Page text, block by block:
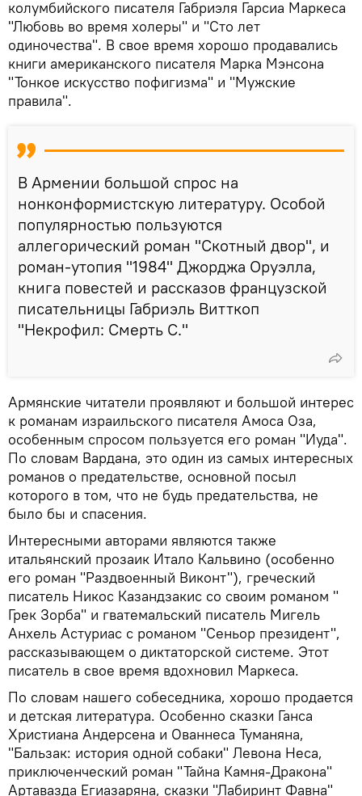
колумбийского писателя Габриэля Гарсиа Маркеса
"Любовь во время холеры" и "Сто лет
одиночества". В свое время хорошо продавались
книги американского писателя Марка Мэнсона
"Тонкое искусство пофигизма" и "Мужские
правила".
В Армении большой спрос на
нонконформистскую литературу. Особой
популярностью пользуются
аллегорический роман "Скотный двор", и
роман-утопия "1984" Джорджа Оруэлла,
книга повестей и рассказов французской
писательницы Габриэль Витткоп
"Некрофил: Смерть С."
Армянские читатели проявляют и большой интерес
к романам израильского писателя Амоса Оза,
особенным спросом пользуется его роман "Иуда".
По словам Вардана, это один из самых интересных
романов о предательстве, основной посыл
которого в том, что не будь предательства, не
было бы и спасения.
Интересными авторами являются также
итальянский прозаик Итало Кальвино (особенно
его роман "Раздвоенный Виконт"), греческий
писатель Никос Казандзакис со своим романом "
Грек Зорба" и гватемальский писатель Мигель
Анхель Астуриас с романом "Сеньор президент",
рассказывающем о диктаторской системе. Этот
писатель в свое время вдохновил Маркеса.
По словам нашего собеседника, хорошо продается
и детская литература. Особенно сказки Ганса
Христиана Андерсена и Ованнеса Туманяна,
"Бальзак: история одной собаки" Левона Неса,
приключенческий роман "Тайна Камня-Дракона"
Артавазда Егиазаряна, сказки "Лабиринт Фавна"